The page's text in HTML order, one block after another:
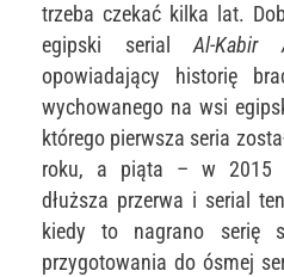
trzeba czekać kilka lat.
egipski serialAl-Kabir
opowiadający historię
wychowanego na wsi
którego pierwsza seria
roku, a piąta – w 2015
dłuższa przerwa i serial
kiedy to nagrano serię
przygotowania do ósmej